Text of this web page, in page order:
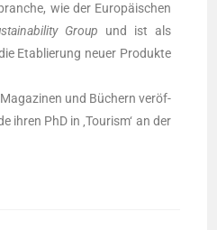
wie der Euro­päi­schen
Group und ist als
Eta­blie­rung neu­er Pro­duk­te
und Büchern ver­öf­
ihren PhD in ‚Tou­rism‘ an der